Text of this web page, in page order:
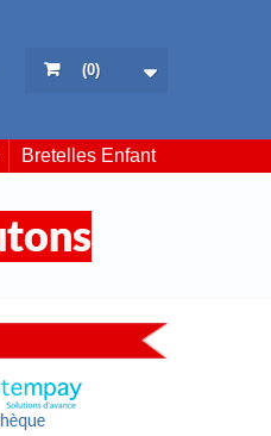
(0)
Bretelles Enfant